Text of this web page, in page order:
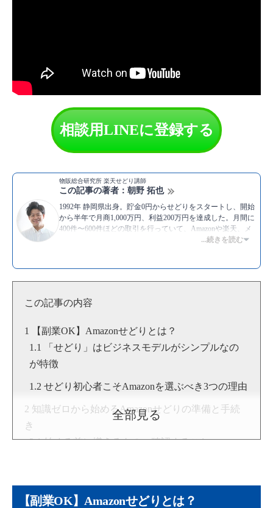
相談用LINEに登録する
物販総合研究所 楽天せどり講師
この記事の著者：朝野 拓也
1992年 静岡県出身。貯金0円からせどりをスタートし、開始
から半年で月商1,000万円、利益200万円を達成した。月間に
400件〜600件ほどの取引を行っていて、Amazonや楽天、メ
ルカリなど主要プラットフォームを用いた販売は一通り経験
▶Twitter：https://twitter.com/asataku999
▶朝野拓也のプロフィール
...続きを読む
この記事の内容
【副業OK】Amazonせどりとは？
「せどり」はビジネスモデルがシンプルなの
が特徴
せどり初心者こそAmazonを選ぶべき3つの理由
知識ゼロから始めるAmazonせどりの準備と手続
き
始める前に揃えるもの・確認すること
【実践編】Amazonせどりのやり方3ステップ
ステップ1：利益商品のリサーチ｜失敗しない
全部見る
【副業OK】Amazonせどりとは？